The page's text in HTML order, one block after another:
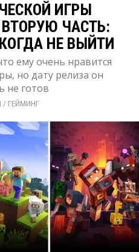
ИГРЫ
ЧАСТЬ:
НЕ ВЫЙТИ
ему очень нравится
но дату релиза он
не готов
/ ГЕЙМИНГ